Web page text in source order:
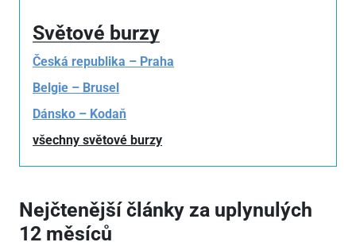
Světové burzy
Česká republika – Praha
Belgie – Brusel
Dánsko – Kodaň
všechny světové burzy
Nejčtenější články za uplynulých
12 měsíců